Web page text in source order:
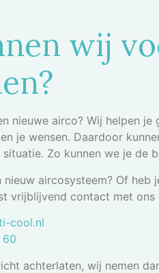
wij
nieuwe airco? Wij helpen je
je wensen. Daardoor
Zo kunnen we je de
nieuw aircosysteem? Of heb
vrijblijvend contact met ons
cool.nl
achterlaten, wij nemen